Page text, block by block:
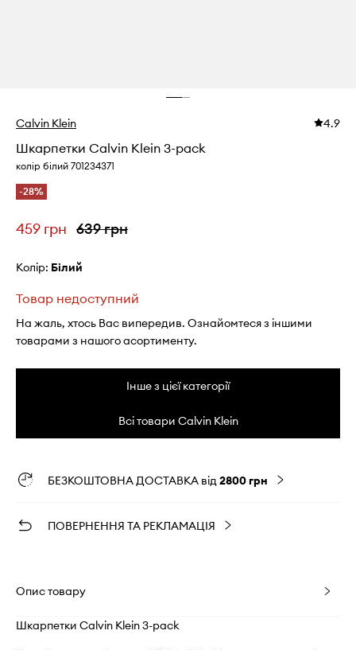
Calvin Klein 4.9
Шкарпетки Calvin Klein 3-pack
колір білий 701234371
-28%
459 грн 639 грн
Колір: білий
Товар недоступний
На жаль, хтось Вас випередив. Ознайомтеся з іншими
товарами з нашого асортименту.
Інше з цієї категорії
Всі товари Calvin Klein
БЕЗКОШТОВНА ДОСТАВКА від2800 грн
ПОВЕРНЕННЯ ТА РЕКЛАМАЦІЯ
Опис товару
Шкарпетки Calvin Klein 3-pack